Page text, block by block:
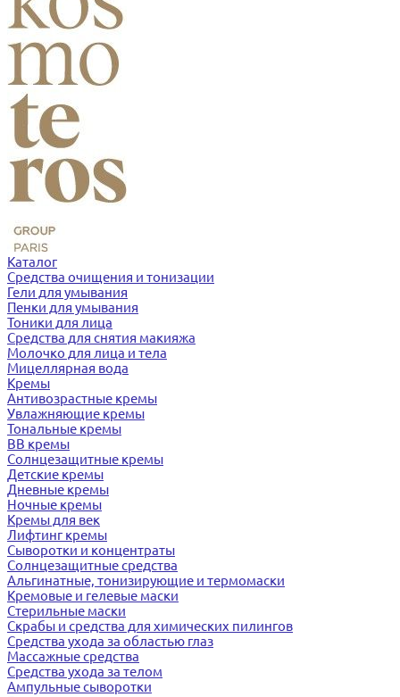
Каталог
Средства очищения и тонизации
Гели для умывания
Пенки для умывания
Тоники для лица
Средства для снятия макияжа
Молочко для лица и тела
Мицеллярная вода
Кремы
Антивозрастные кремы
Увлажняющие кремы
Тональные кремы
BB кремы
Солнцезащитные кремы
Детские кремы
Дневные кремы
Ночные кремы
Кремы для век
Лифтинг кремы
Сыворотки и концентраты
Солнцезащитные средства
Альгинатные, тонизирующие и термомаски
Кремовые и гелевые маски
Стерильные маски
Скрабы и средства для химических пилингов
Средства ухода за областью глаз
Массажные средства
Средства ухода за телом
Ампульные сыворотки